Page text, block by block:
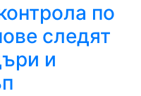
по
следят
и